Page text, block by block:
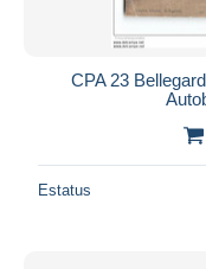
CPA 23
Estatus